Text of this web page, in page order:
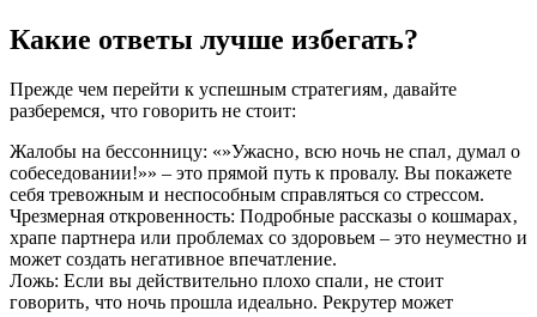
Какие ответы лучше избегать?
Прежде чем перейти к успешным стратегиям‚ давайте
разберемся‚ что говорить не стоит:
Жалобы на бессонницу: «»Ужасно‚ всю ночь не спал‚ думал о
собеседовании!»» – это прямой путь к провалу. Вы покажете
себя тревожным и неспособным справляться со стрессом.
Чрезмерная откровенность: Подробные рассказы о кошмарах‚
храпе партнера или проблемах со здоровьем – это неуместно и
может создать негативное впечатление.
Ложь: Если вы действительно плохо спали‚ не стоит
говорить‚ что ночь прошла идеально. Рекрутер может